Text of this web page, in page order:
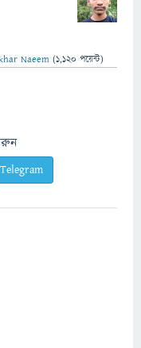
Naeem (1,120 পয়েন্ট)
Telegram